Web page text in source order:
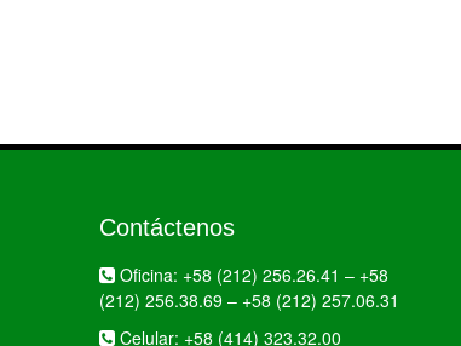
Contáctenos
Oficina: +58 (212) 256.26.41 – +58
(212) 256.38.69 – +58 (212) 257.06.31
Celular: +58 (414) 323.32.00